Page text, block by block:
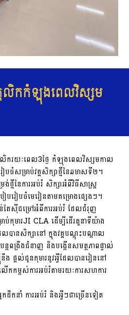
លិកកំឡុងពេលវិស្សម
ករយៈពេល3ថ្ងៃ កំឡុងពេលវិស្សមកាល
ចំសម្រាប់វគ្គសិក្សាថ្មីនៃឆមាសទី២។
មីនៃការអប់រំ សិក្សាអំពីវិធីសាស្រ្ត
បរៀបចំមេរៀនតាមគម្រោងផ្សេងៗ។
តែ​ស៊ីជម្រៅ​អំពី​ការអប់រំ​ ដែល​ជំរុញ​
កុមារ​JI CLA ដើម្បី​ដើរតួនាទី​យ៉ាង​
បានសិក្សានៅ ក្នុងវគ្គបណ្តុះបណ្តាល
ពង្រឹងជំនាញ និងបង្កើនសមត្ថភាពផ្ទាល់
ង ផ្តល់​ជូន​កុមារនូវអ្វីដែលបានរៀននៅ
កកម្ពស់ការអប់រំតាមរយៈការសហការ
ដឹកនាំ ការអប់រំ និងអ្វីៗជាច្រើនទៀត